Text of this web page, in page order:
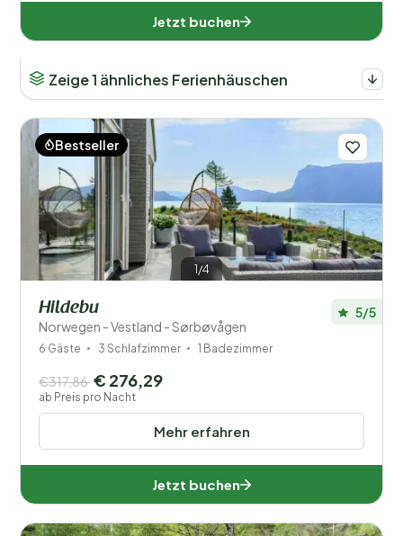
Jetzt buchen
Zeige 1 ähnliches Ferienhäuschen
1/4
Bestseller
Hildebu
Norwegen - Vestland - Sørbøvågen
5/5
6 Gäste 3 Schlafzimmer 1 Badezimmer
Mehr erfahren
€317,86 € 276,29
ab Preis pro Nacht
Jetzt buchen